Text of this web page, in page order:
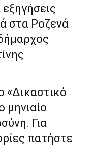
στα Ροζενά
«Δικαστικό
μηνιαίο
Για
πατήστε